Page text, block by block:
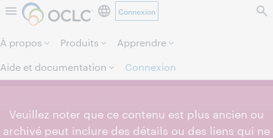
Aller au contenu de la page.
Connexion
À propos Produits
Apprendre
Aide et documentation
Connexion
Veuillez noter que ce contenu est plus ancien ou
archivé peut inclure des détails ou des liens qui ne